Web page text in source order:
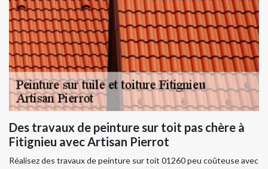
Des travaux de peinture sur toit pas chère à
Fitignieu avec Artisan Pierrot
Réalisez des travaux de peinture sur toit 01260 peu coûteuse avec